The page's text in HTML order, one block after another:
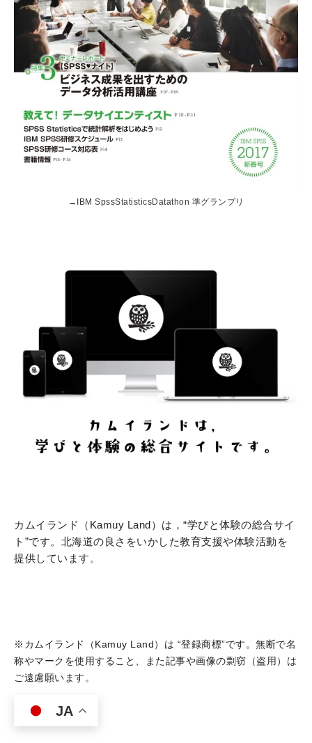
→ IBM SpssStatisticsDatathon 準グランプリ
カムイランド（Kamuy Land）は，“学びと体験の総合サイ
ト”です。北海道の良さをいかした教育支援や体験活動を
提供しています。
※カムイランド（Kamuy Land）は “登録商標”です。無断で名
称やマークを使用すること、また記事や画像の剽窃（盗用）は
ご遠慮願います。
JA